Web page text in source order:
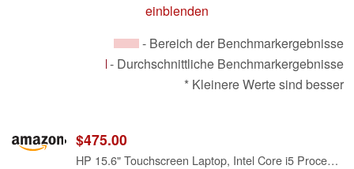
einblenden
- Bereich der Benchmarkergebnisse
- Durchschnittliche Benchmarkergebnisse
* Kleinere Werte sind besser
$475.00
HP 15.6" Touchscreen Laptop, Intel Core i5 Processor, 16GB RAM, 512GB SSD, Numeric Keypad, Bluetooth, Wi-Fi, Long Battery Life, Windows 11 Home, Alpacatec Accessories, Silver